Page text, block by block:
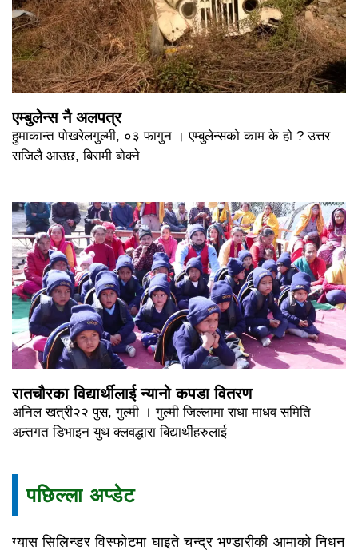
एम्बुलेन्स नै अलपत्र
हुमाकान्त पोखरेलगुल्मी, ०३ फागुन । एम्बुलेन्सको काम के हो ? उत्तर
सजिलै आउछ, बिरामी बोक्ने
रातचौरका विद्यार्थीलाई न्यानो कपडा वितरण
अनिल खत्री२२ पुस, गुल्मी । गुल्मी जिल्लामा राधा माधव समिति
अन्र्तगत डिभाइन युथ क्लवद्धारा बिद्यार्थीहरुलाई
पछिल्ला अप्डेट
ग्यास सिलिन्डर विस्फोटमा घाइते चन्द्र भण्डारीकी आमाको निधन